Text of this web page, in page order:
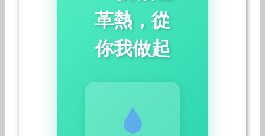
革熱，從
你我做起